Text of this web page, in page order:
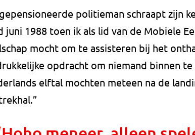
politieman schraapt zijn
juni 1988 toen ik als lid van de Mobiele
mocht om te assisteren bij het
opdracht om niemand binnen
elftal mochten meteen na de